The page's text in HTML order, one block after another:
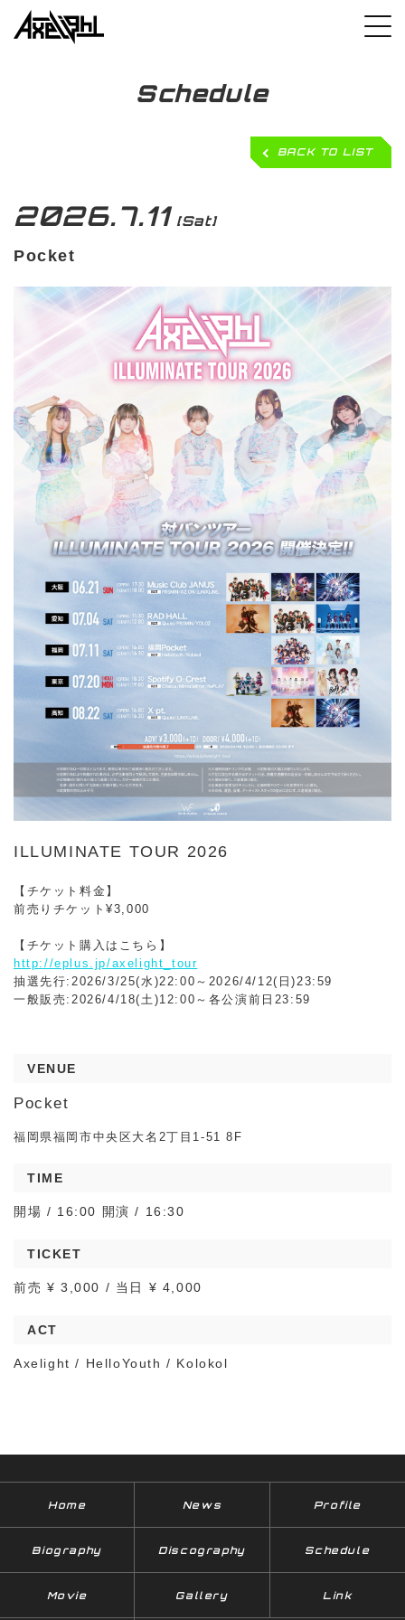
Schedule
BACK TO LIST
2026.7.11 [Sat]
Pocket
ILLUMINATE TOUR 2026
【チケット料金】
前売りチケット¥3,000
【チケット購入はこちら】
http://eplus.jp/axelight_tour
抽選先行:2026/3/25(水)22:00～2026/4/12(日)23:59
一般販売:2026/4/18(土)12:00～各公演前日23:59
VENUE
Pocket
福岡県福岡市中央区大名2丁目1-51 8F
TIME
開場 / 16:00 開演 / 16:30
TICKET
前売 ¥ 3,000 / 当日 ¥ 4,000
ACT
Axelight / HelloYouth / Kolokol
Home News Profile
Biography Discography Schedule
Movie Gallery Link